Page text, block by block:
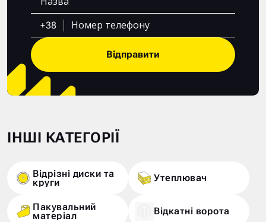
+38
Відправити
ІНШІ КАТЕГОРІЇ
Відрізні диски та
круги Утеплювач
Пакувальний
матеріал Відкатні ворота